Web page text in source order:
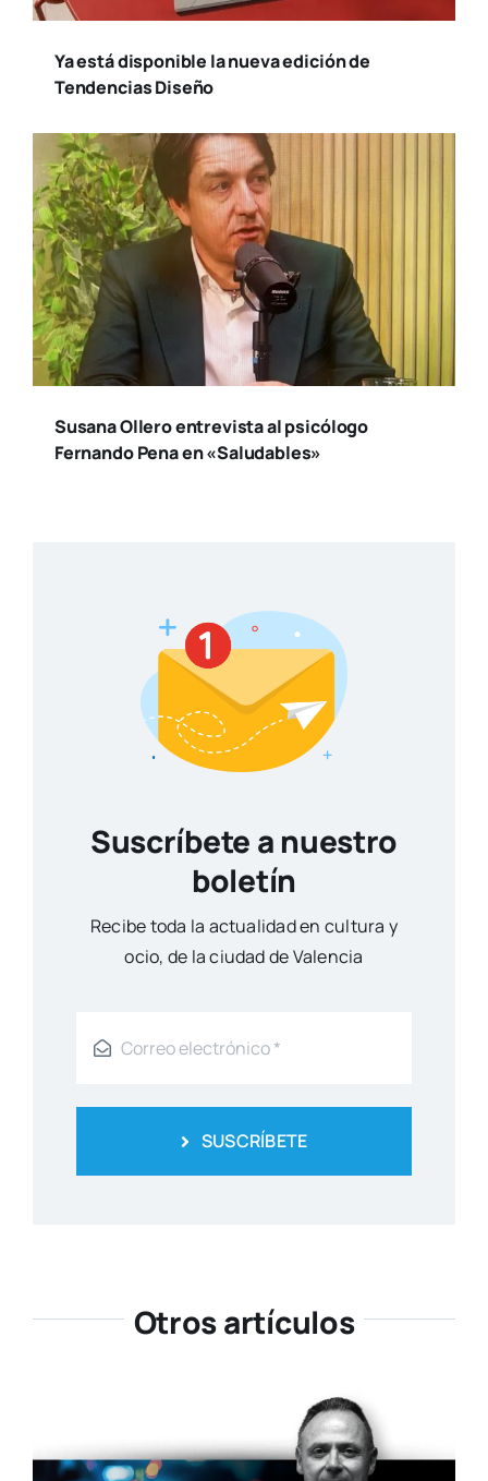
Ya está disponible la nueva edición de
Tendencias Diseño
Susana Ollero entrevista al psicólogo
Fernando Pena en «Saludables»
Suscríbete a nuestro
boletín
Reci­be toda la actua­li­dad en cul­tu­ra y
ocio, de la ciu­dad de Valen­cia
SUSCRÍBETE
Otros artículos